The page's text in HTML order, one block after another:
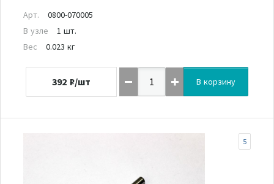
Арт.
0800-070005
В узле
1 шт.
Вес
0.023 кг
392 ₽/шт В корзину
5